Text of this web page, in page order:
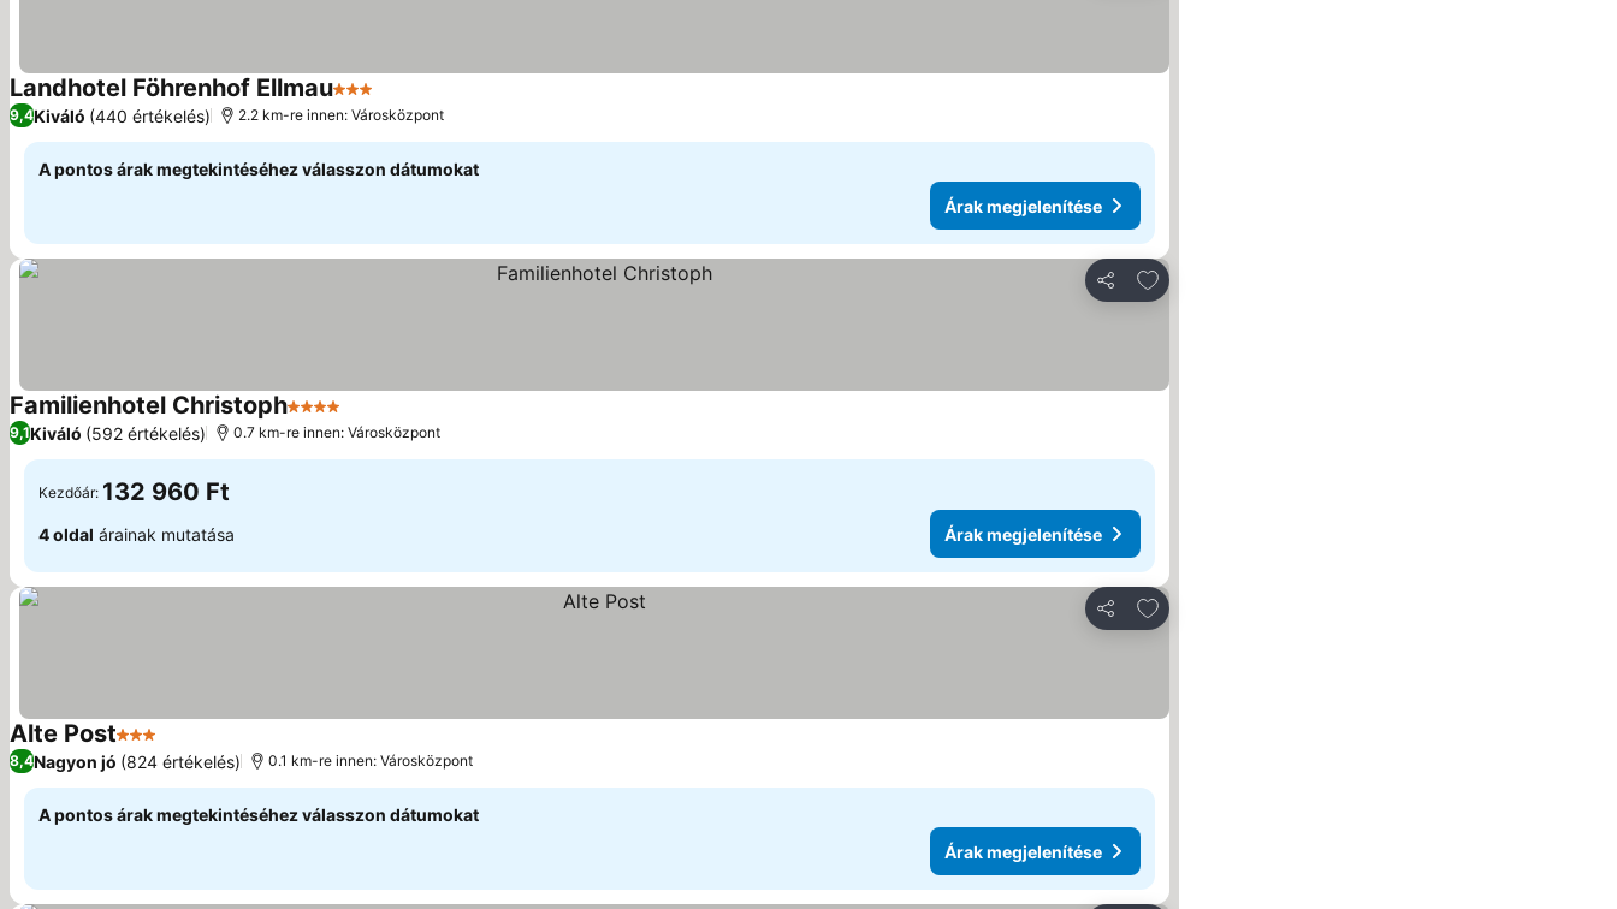
Landhotel Föhrenhof Ellmau3 Kategória
9,4Kiváló (440 értékelés) 2.2 km-re innen: Városközpont
A pontos árak megtekintéséhez válasszon dátumokat
Árak megjelenítése
Megosztás
Hozzáadás a kedvencekhez
Familienhotel Christoph4 Kategória
9,1Kiváló (592 értékelés) 0.7 km-re innen: Városközpont
Kezdőár: 132 960 Ft
4 oldal árainak mutatása Árak megjelenítése
Megosztás
Hozzáadás a kedvencekhez
Alte Post3 Kategória
8,4Nagyon jó (824 értékelés) 0.1 km-re innen: Városközpont
A pontos árak megtekintéséhez válasszon dátumokat
Árak megjelenítése